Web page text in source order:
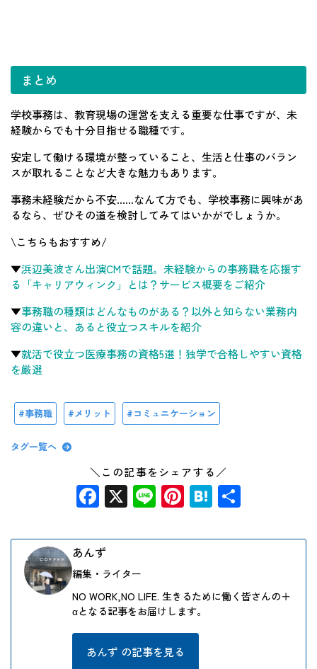
まとめ
学校事務は、教育現場の運営を支える重要な仕事ですが、未
経験からでも十分目指せる職種です。
安定して働ける環境が整っていること、生活と仕事のバラン
スが取れることなど大きな魅力もあります。
事務未経験だから不安……なんて方でも、学校事務に興味があ
るなら、ぜひその道を検討してみてはいかがでしょうか。
\こちらもおすすめ/
▼浜辺美波さん出演CMで話題。未経験からの事務職を応援す
る「キャリアウィンク」とは？サービス概要をご紹介
▼事務職の種類はどんなものがある？以外と知らない業務内
容の違いと、あると役立つスキルを紹介
▼就活で役立つ医療事務の資格5選！独学で合格しやすい資格
を厳選
事務職 メリット コミュニケーション
タグ一覧へ
＼この記事をシェアする／
Facebook
X LinePinterest
Hatena
あんず
編集・ライター
NO WORK,NO LIFE. 生きるために働く皆さんの＋
αとなる記事をお届けします。
あんず の記事を見る